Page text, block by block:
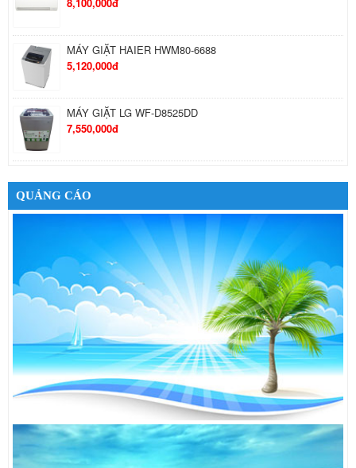
MÁY GIẶT HAIER HWM80-6688
5,120,000đ
MÁY GIẶT LG WF-D8525DD
7,550,000đ
38,790,000đ
TỦ LẠNH TOSHIBA GR-K21VPB
7,000,000đ
QUẢNG CÁO